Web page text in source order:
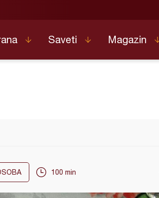
Saveti Magazin
100 min